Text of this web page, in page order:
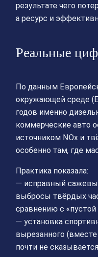
результате чего
а ресурс и
Реальные
По данным
окружающей среде
годов именно
коммерческие авто
источником NOx и
особенно там, где
Практика показала:
— исправный
выбросы твёрдых
сравнению с «пустой
— установка
вырезанного
почти не